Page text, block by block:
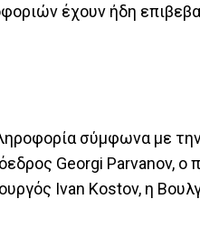
έχουν ήδη
σύμφωνα με
Georgi Parvanov, ο
Ivan Kostov, η